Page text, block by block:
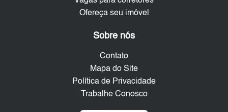
Ofereça seu imóvel
Sobre nós
Contato
Mapa do Site
Política de Privacidade
Trabalhe Conosco